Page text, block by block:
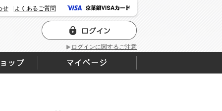
ログインに関するご注意
せ よくあるご質問